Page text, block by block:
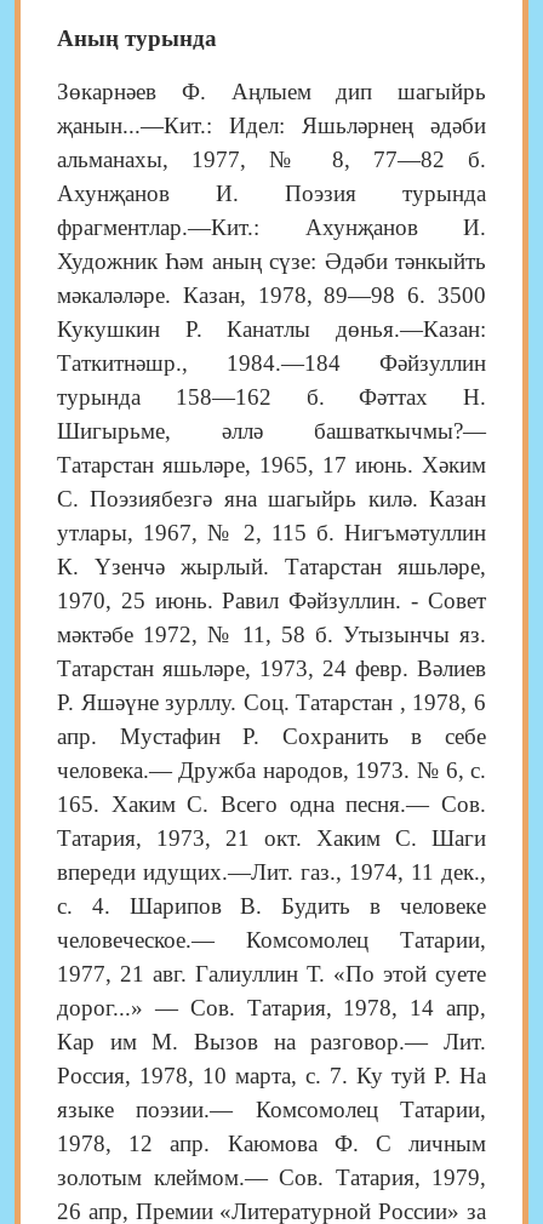
Аның турында
Зөкарнәев Ф. Аңлыем дип шагыйрь
җанын...—Кит.: Идел: Яшьләрнең әдәби
альманахы, 1977, № 8, 77—82 б.
Ахунҗанов И. Поэзия турында
фрагментлар.—Кит.: Ахунҗанов И.
Художник Һәм аның сүзе: Әдәби тәнкыйть
мәкаләләре. Казан, 1978, 89—98 6. 3500
Кукушкин Р. Канатлы дөнья.—Казан:
Таткитнәшр., 1984.—184 Фәйзуллин
турында 158—162 б. Фәттах Н.
Шигырьме, әллә башваткычмы?—
Татарстан яшьләре, 1965, 17 июнь. Хәким
С. Поэзиябезгә яна шагыйрь килә. Казан
утлары, 1967, № 2, 115 б. Нигъмәтуллин
К. Үзенчә жырлый. Татарстан яшьләре,
1970, 25 июнь. Равил Фәйзуллин. - Совет
мәктәбе 1972, № 11, 58 б. Утызынчы яз.
Татарстан яшьләре, 1973, 24 февр. Вәлиев
Р. Яшәүне зурллу. Соц. Татарстан , 1978, 6
апр. Мустафин Р. Сохранить в себе
человека.— Дружба народов, 1973. № 6, с.
165. Хаким С. Всего одна песня.— Сов.
Татария, 1973, 21 окт. Хаким С. Шаги
впереди идущих.—Лит. газ., 1974, 11 дек.,
с. 4. Шарипов В. Будить в человеке
человеческое.— Комсомолец Татарии,
1977, 21 авг. Галиуллин Т. «По этой суете
дорог...» — Сов. Татария, 1978, 14 апр,
Кар им М. Вызов на разговор.— Лит.
Россия, 1978, 10 марта, с. 7. Ку туй Р. На
языке поэзии.— Комсомолец Татарии,
1978, 12 апр. Каюмова Ф. С личным
золотым клеймом.— Сов. Татария, 1979,
26 апр, Премии «Литературной России» за